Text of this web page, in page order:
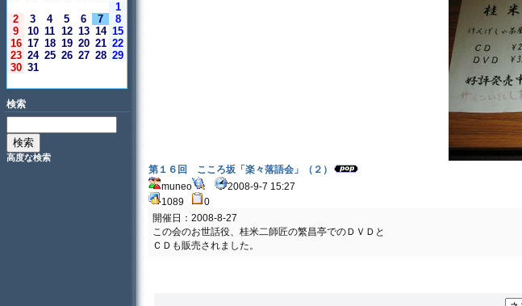
1
2
3 4 5 6 7
8
9
10 11 12 13 14 15
16 17 18 19 20 21 22
23 24 25 26 27 28 29
30 31
検索
高度な検索
第１６回 こころ坂「楽々落語会」（２）
muneo
2008-9-7 15:27
1089
0
開催日：2008-8-27
この会のお世話役、桂米二師匠の繁昌亭でのＤＶＤと
ＣＤも販売されました。